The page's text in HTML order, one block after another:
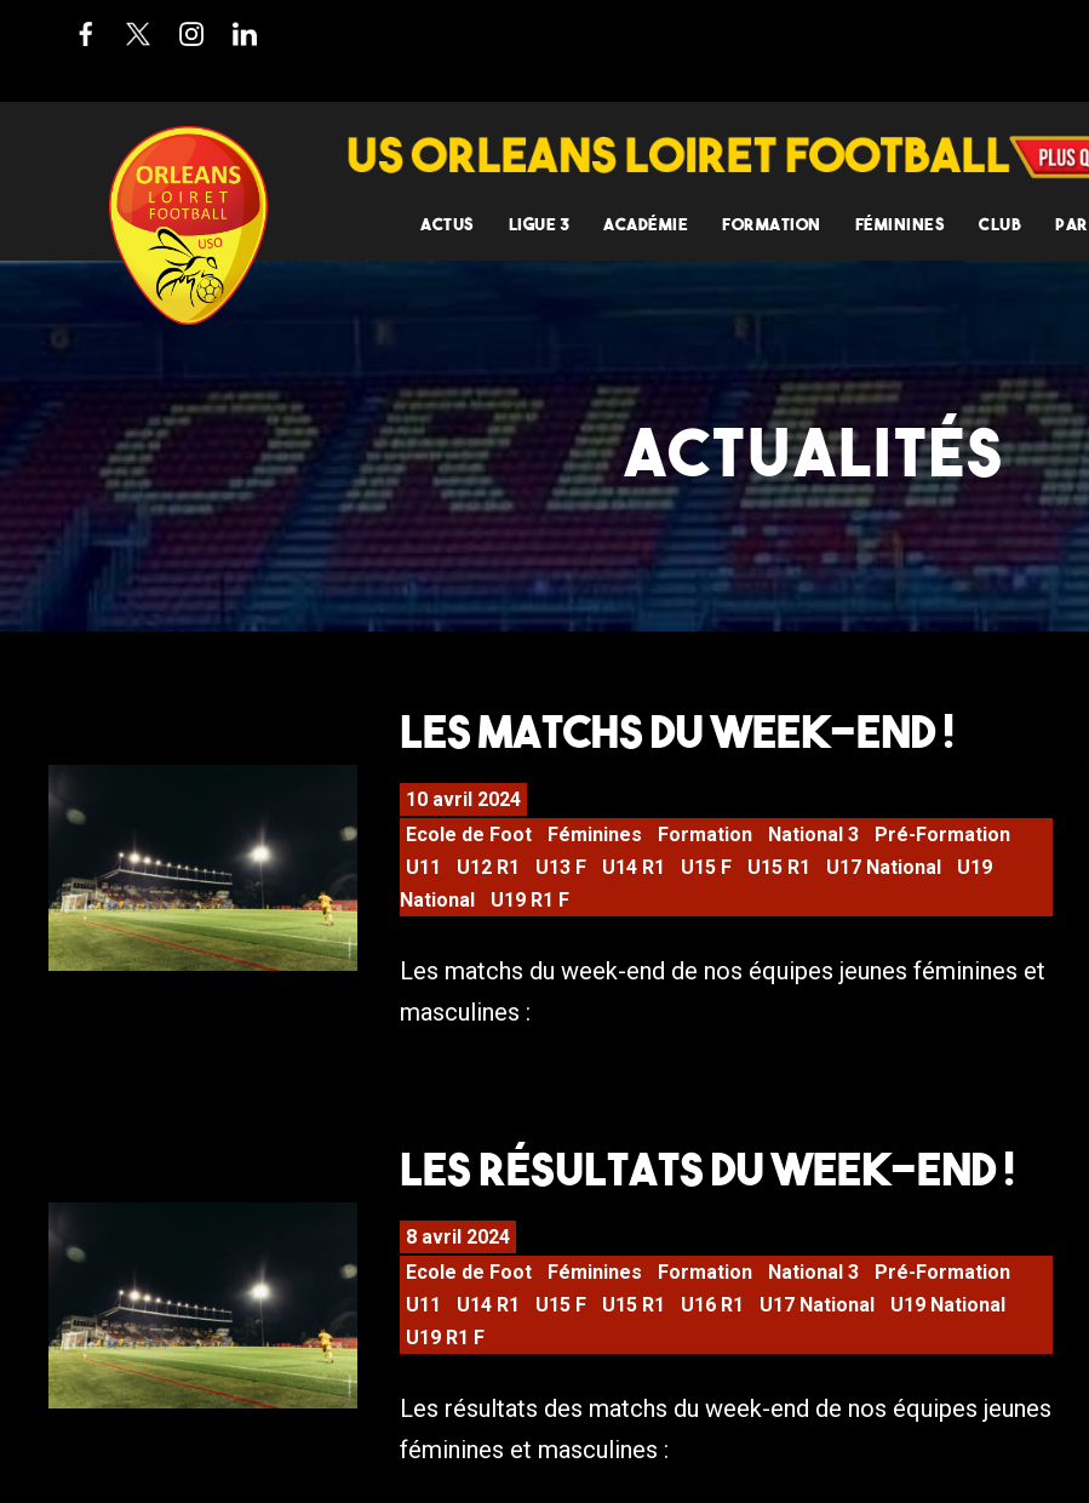
ACTUS LIGUE 3 ACADÉMIE FORMATION FÉMININES CLUB
ACTUALITÉS
LES MATCHS DU WEEK-END !
10 avril 2024
Ecole de Foot
Féminines Formation National 3
Pré-Formation
U11
U12 R1 U13 F U14 R1 U15 F U15 R1 U17 National
U19
National
U19 R1 F
Les matchs du week-end de nos équipes jeunes féminines et
masculines :
Les Résultats du Week-end !
8 avril 2024
Ecole de Foot
Féminines Formation National 3
Pré-Formation
U11
U14 R1 U15 F U15 R1 U16 R1 U17 National
U19 National
U19 R1 F
Les résultats des matchs du week-end de nos équipes jeunes
féminines et masculines :